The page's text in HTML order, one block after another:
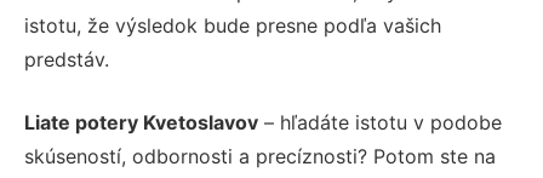
istotu, že výsledok bude presne podľa vašich
predstáv.
Liate potery Kvetoslavov – hľadáte istotu v podobe
skúseností, odbornosti a precíznosti? Potom ste na